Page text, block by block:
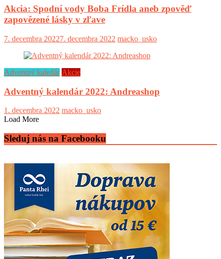
Akcia: Spodní vody Boba Frídla aneb zpověď
zapovězené lásky v zľave
7. decembra 20227. decembra 2022 macko_usko
Adventný kaledár Akcie
Adventný kalendár 2022: Andreashop
1. decembra 2022 macko_usko
Load More
Sleduj nás na Facebooku